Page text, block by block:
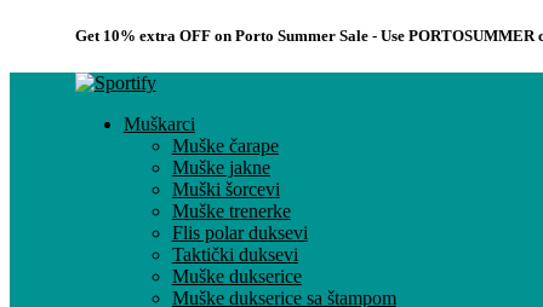
Get 10% extra OFF on Porto Summer Sale - Use PORTOSUMMER
Muškarci
Muške čarape
Muške jakne
Muški šorcevi
Muške trenerke
Flis polar duksevi
Taktički duksevi
Muške dukserice
Muške dukserice sa štampom